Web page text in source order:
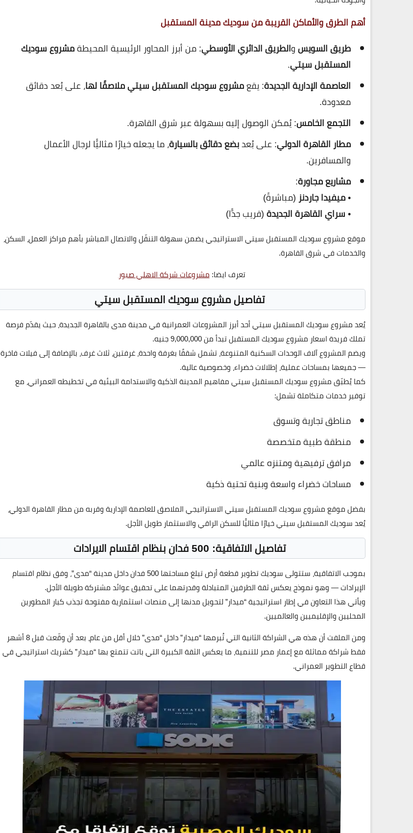
أهم الطرق والأماكن القريبة من سوديك مدينة المستقبل
طريق السويسوالطريق الدائري الأوسطي: من أبرز المحاور الرئيسية المحيطةمشروعسوديك
المستقبل سيتي.
العاصمة الإدارية الجديدة: يقعمشروعسوديك المستقبل سيتيملاصقًا لها، على بُعد دقائق
معدودة.
التجمع الخامس: يُمكن الوصول إليه بسهولة عبر شرق القاهرة.
مطار القاهرة الدولي: على بُعدبضع دقائق بالسيارة، ما يجعله خيارًا مثاليًّا لرجال الأعمال
والمسافرين.
مشاريع مجاورة:
•ميفيدا جاردنز(مباشرةً)
•سراي القاهرة الجديدة(قريب جدًّا)
موقعمشروعسوديك المستقبل سيتيالاستراتيجي يضمنسهولة التنقّلوالاتصال المباشر بأهم مراكز العمل، السكن،
والخدمات في شرق القاهرة.
تعرف ايضا:مشروعات شركة الاهلي صبور
تفاصيل مشروع سوديك المستقبل سيتي
يُعدمشروعسوديك المستقبل سيتيأحد أبرز المشروعات العمرانية فيمدينة مدىبالقاهرة الجديدة، حيث يقدّم فرصة
تملك فريدة اسعار مشروع سوديك المستقبلتبدأ من9,000,000 جنيه
.
ويضم المشروعآلاف الوحدات السكنية المتنوعة، تشمل شققًا بغرفة واحدة، غرفتين، ثلاث غرف، بالإضافة إلى فيلات فاخرة
— جميعها بمساحات عملية، إطلالات خضراء، وخصوصية عالية.
كما يُطبّقمشروعسوديك المستقبل سيتيمفاهيمالمدينة الذكيةوالاستدامة البيئيةفي تخطيطه العمراني، مع
توفير خدمات متكاملةتشمل:
مناطق تجارية وتسوق
منطقة طبية متخصصة
مرافق ترفيهية ومتنزه عالمي
مساحات خضراء واسعة وبنية تحتية ذكية
بفضل موقعمشروعسوديك المستقبل سيتيالاستراتيجي الملاصق للعاصمة الإدارية وقربه من مطار القاهرة الدولي،
يُعد سوديك المستقبل سيتي خيارًا مثاليًّا للسكن الراقي والاستثمار طويل الأجل.
تفاصيل الاتفاقية: 500 فدان بنظام اقتسام الايرادات
بموجب الاتفاقية، ستتولىسوديكتطوير قطعة أرض تبلغ مساحتها500 فدان داخل مدينة “مدى”، وفق نظاماقتسام
الإيرادات— وهو نموذج يعكس ثقة الطرفين المتبادلة وقدرتهما على تحقيق عوائد مشتركة طويلة الأجل.
ويأتي هذا التعاون في إطار استراتيجية “ميدار” لتحويل مدنها إلىمنصات استثمارية مفتوحةتجذب كبار المطورين
المحليين والإقليميين والعالميين.
ومن الملفت أن هذه هيالشراكة الثانية
التي تُبرمها “ميدار” داخل “مدى” خلال أقل من عام، بعد أن وقّعت قبل 8 أشهر
فقط شراكة مماثلة معإعمار مصر للتنمية، ما يعكس الثقة الكبيرة التي باتت تتمتع بها “ميدار” كشريك استراتيجي في
قطاع التطوير العمراني.